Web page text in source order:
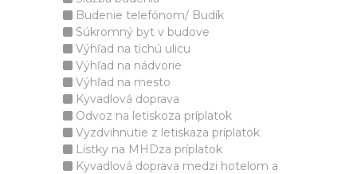
Budenie telefónom/ Budík
Súkromný byt v budove
Výhľad na tichú ulicu
Výhľad na nádvorie
Výhľad na mesto
Kyvadlová doprava
Odvoz na letiskoza príplatok
Vyzdvihnutie z letiskaza príplatok
Lístky na MHDza príplatok
Kyvadlová doprava medzi hotelom a